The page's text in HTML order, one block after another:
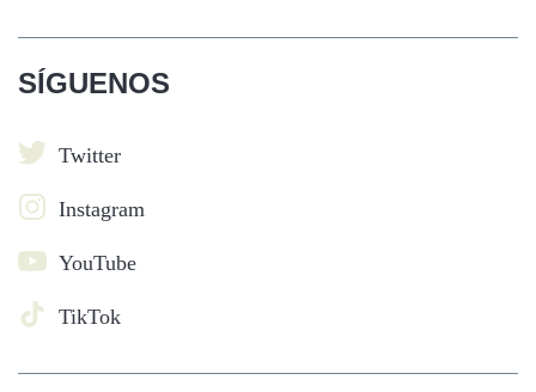
SÍGUENOS
Twitter
Instagram
YouTube
TikTok